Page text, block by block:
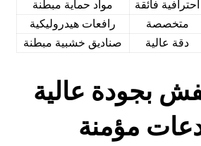
احترافية فائقة
مواد حماية مبطنة
متخصصة
رافعات هيدروليكية
دقة عالية صناديق خشبية مبطنة
بجودة عالية
مؤمنة